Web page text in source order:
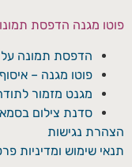
פוטו מגנה הדפסת
הדפסת תמונה
פוטו מגנה –
מגנט מזמור
סדנת צילום
הצהרת נגישות
תנאי שימוש ומדיניות